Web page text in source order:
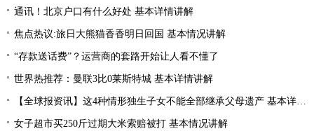
通讯！北京户口有什么好处 基本详情讲解
焦点热议:旅日大熊猫香香明日回国 基本情况讲解
“存款送话费”？运营商的套路开始让人看不懂了
世界热推荐：曼联3比0莱斯特城 基本详情讲解
【全球报资讯】这4种情形独生子女不能全部继承父母遗产 基本详情讲解
女子超市买250斤过期大米索赔被打 基本情况讲解